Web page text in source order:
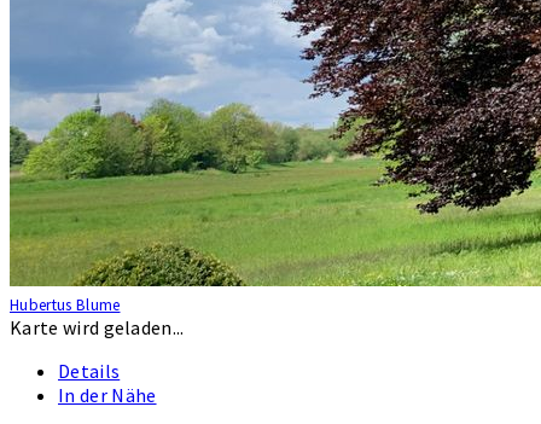
Hubertus Blume
Karte wird geladen...
Details
In der Nähe